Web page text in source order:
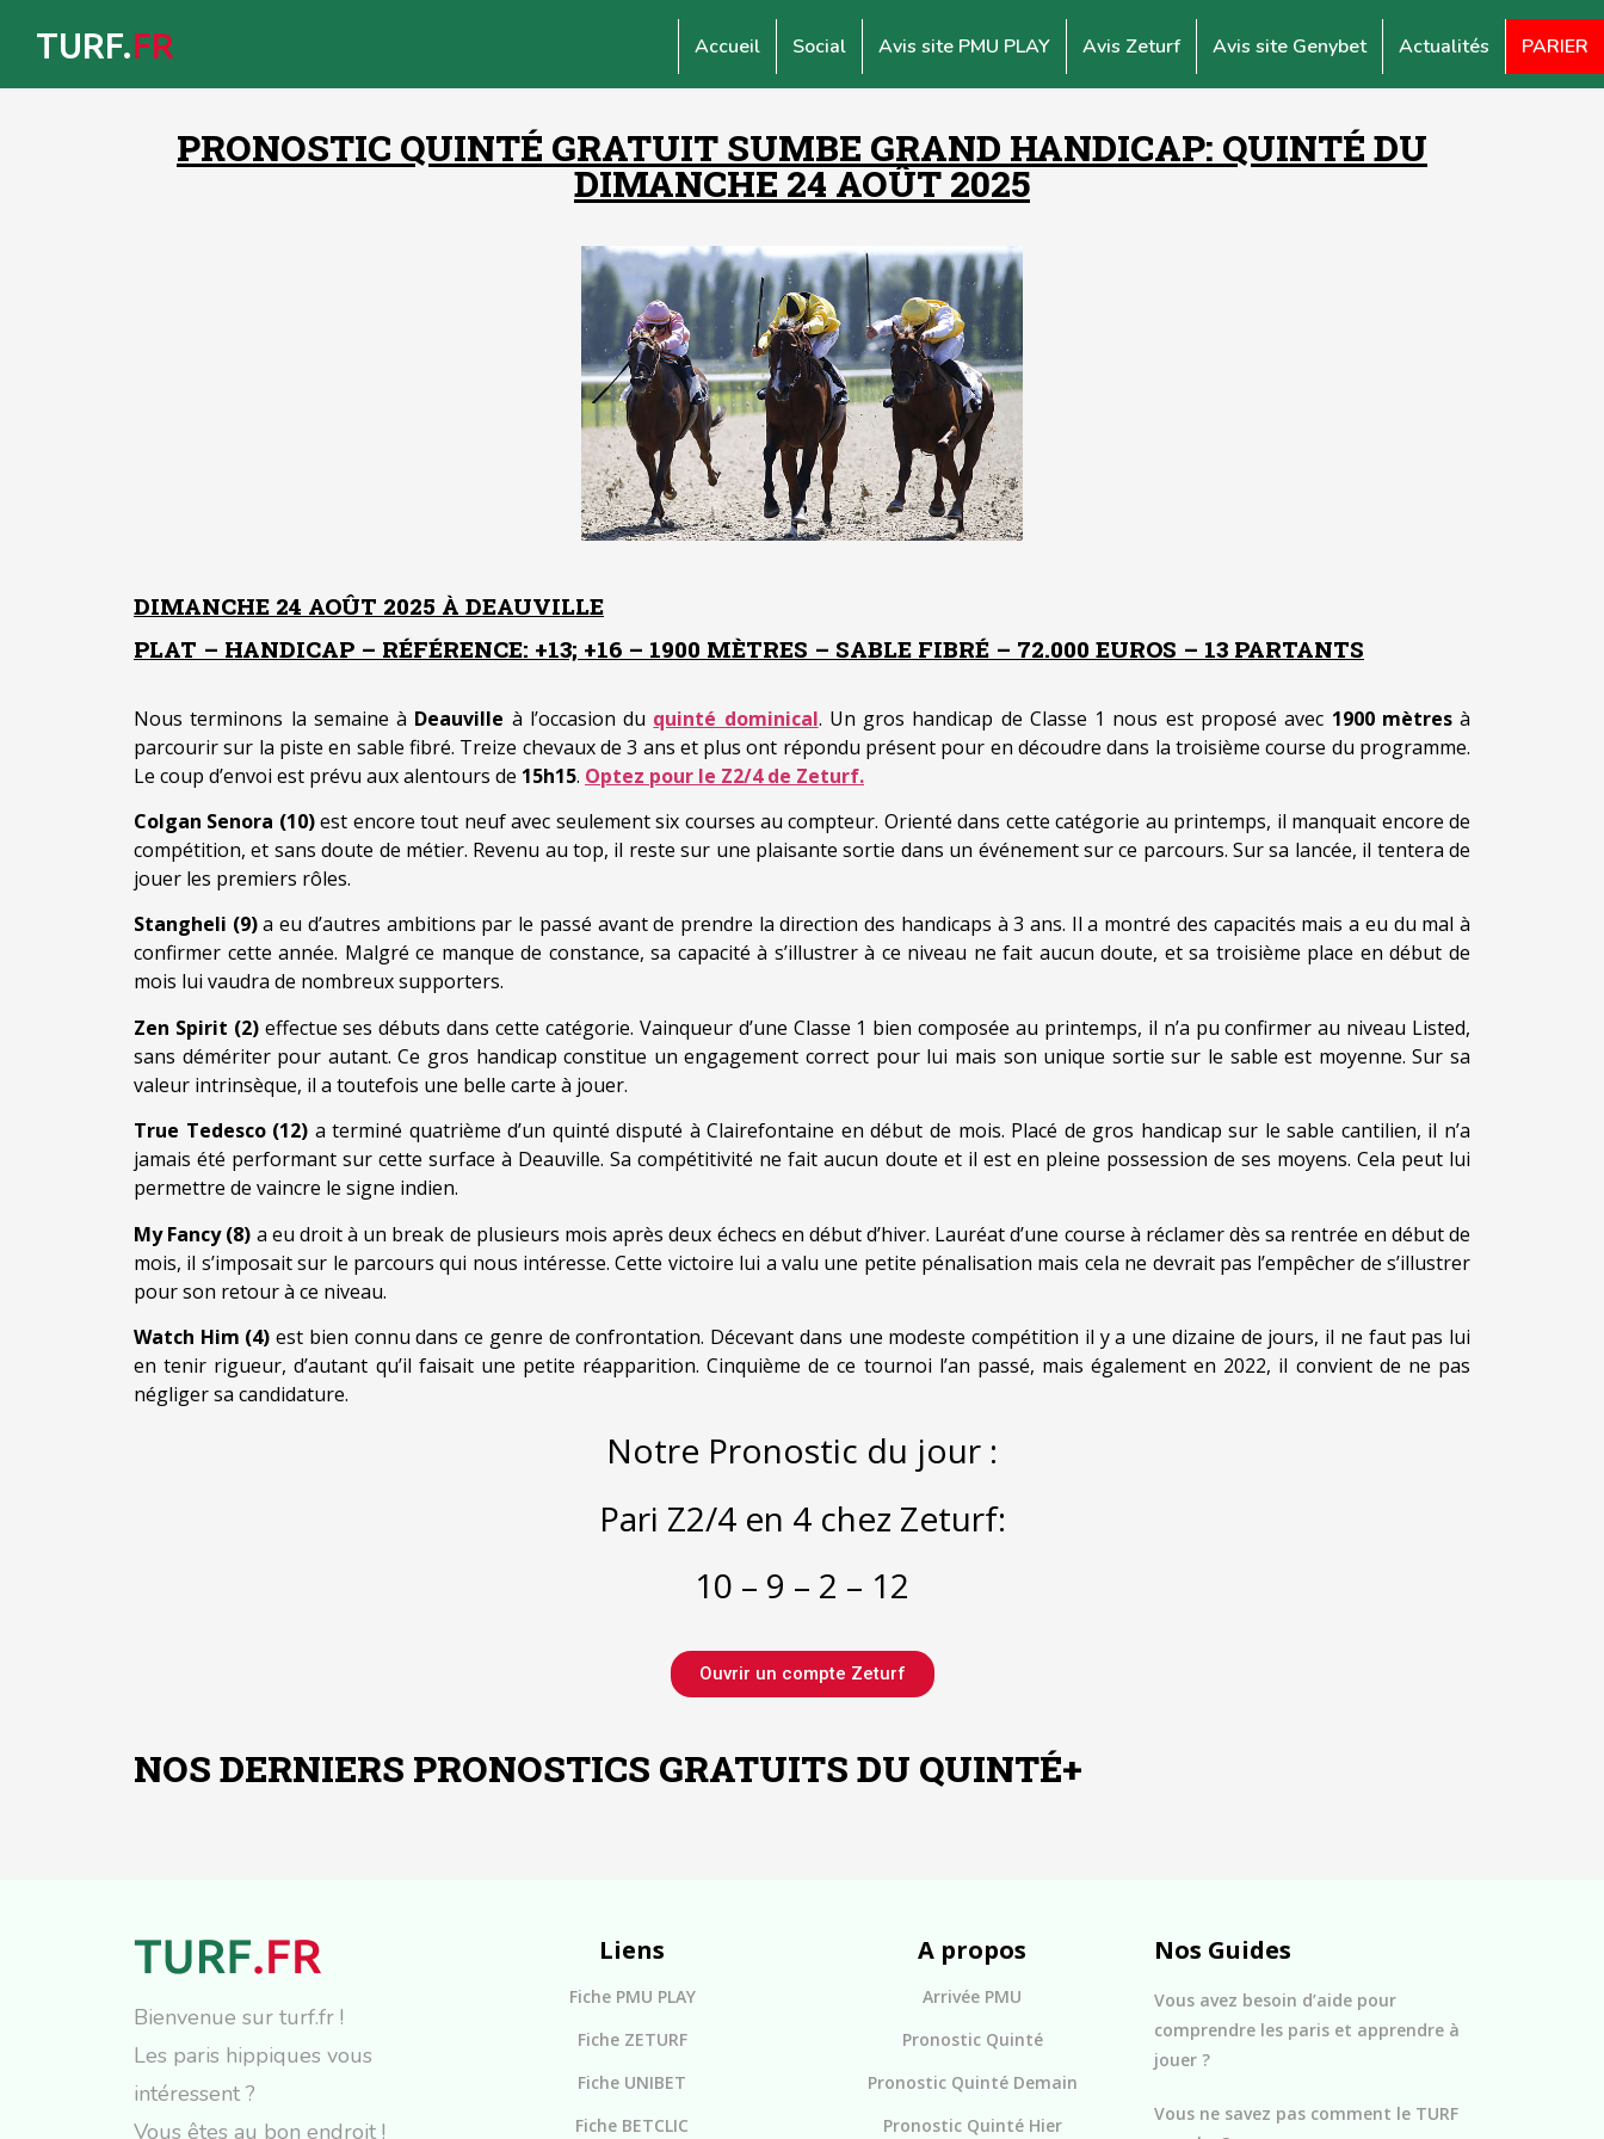
TURF.FR Accueil Social Avis site PMU PLAY Avis Zeturf Avis site Genybet Actualités PARIER
PRONOSTIC QUINTÉ GRATUIT SUMBE GRAND HANDICAP: QUINTÉ DU
DIMANCHE 24 AOÛT 2025
DIMANCHE 24 AOÛT 2025 À DEAUVILLE
PLAT – HANDICAP – RÉFÉRENCE: +13; +16 – 1900 MÈTRES – SABLE FIBRÉ – 72.000 EUROS – 13 PARTANTS
Nous terminons la semaine à Deauville à l’occasion du quinté dominical. Un gros handicap de Classe 1 nous est proposé avec 1900 mètresà
parcourir sur la piste en sable fibré. Treize chevaux de 3 ans et plus ont répondu présent pour en découdre dans la troisième course du programme.
Le coup d’envoi est prévu aux alentours de 15h15. Optez pour le Z2/4 de Zeturf.
Colgan Senora (10)est encore tout neuf avec seulement six courses au compteur. Orienté dans cette catégorie au printemps, il manquait encore de
compétition, et sans doute de métier. Revenu au top, il reste sur une plaisante sortie dans un événement sur ce parcours. Sur sa lancée, il tentera de
jouer les premiers rôles.
Stangheli (9)a eu d’autres ambitions par le passé avant de prendre la direction des handicaps à 3 ans. Il a montré des capacités mais a eu du mal à
confirmer cette année. Malgré ce manque de constance, sa capacité à s’illustrer à ce niveau ne fait aucun doute, et sa troisième place en début de
mois lui vaudra de nombreux supporters.
Zen Spirit (2)effectue ses débuts dans cette catégorie. Vainqueur d’une Classe 1 bien composée au printemps, il n’a pu confirmer au niveau Listed,
sans démériter pour autant. Ce gros handicap constitue un engagement correct pour lui mais son unique sortie sur le sable est moyenne. Sur sa
valeur intrinsèque, il a toutefois une belle carte à jouer.
True Tedesco (12) a terminé quatrième d’un quinté disputé à Clairefontaine en début de mois. Placé de gros handicap sur le sable cantilien, il n’a
jamais été performant sur cette surface à Deauville. Sa compétitivité ne fait aucun doute et il est en pleine possession de ses moyens. Cela peut lui
permettre de vaincre le signe indien.
My Fancy (8) a eu droit à un break de plusieurs mois après deux échecs en début d’hiver. Lauréat d’une course à réclamer dès sa rentrée en début de
mois, il s’imposait sur le parcours qui nous intéresse. Cette victoire lui a valu une petite pénalisation mais cela ne devrait pas l’empêcher de s’illustrer
pour son retour à ce niveau.
Watch Him (4)est bien connu dans ce genre de confrontation. Décevant dans une modeste compétition il y a une dizaine de jours, il ne faut pas lui
en tenir rigueur, d’autant qu’il faisait une petite réapparition. Cinquième de ce tournoi l’an passé, mais également en 2022, il convient de ne pas
négliger sa candidature.
Notre Pronostic du jour :
Pari Z2/4 en 4 chez Zeturf:
10 – 9 – 2 – 12
Ouvrir un compte Zeturf
NOS DERNIERS PRONOSTICS GRATUITS DU QUINTÉ+
Bienvenue sur turf.fr !
Les paris hippiques vous
intéressent ?
Vous êtes au bon endroit !
Liens
Fiche PMU PLAY
Fiche ZETURF
Fiche UNIBET
Fiche BETCLIC
A propos
Arrivée PMU
Pronostic Quinté
Pronostic Quinté Demain
Pronostic Quinté Hier
Nos Guides
Vous avez besoin d’aide pour
comprendre les paris et apprendre à
jouer ?
Vous ne savez pas comment le TURF